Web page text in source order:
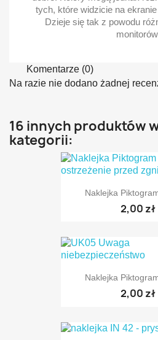
tych, które widzicie na
Dzieje się tak z powodu
Komentarze (0)
Na razie nie dodano żadnej
16 innych produktów
kategorii:
Naklejka
2,00 zł
Naklejka
2,00 zł